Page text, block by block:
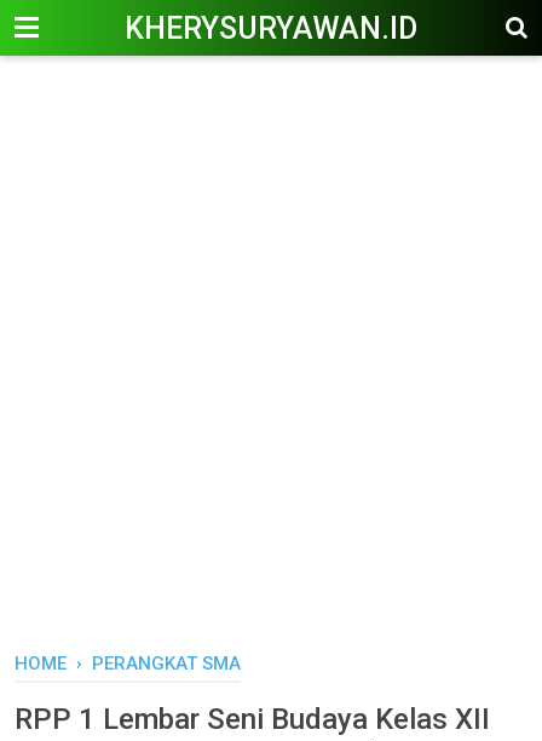
KHERYSURYAWAN.ID
HOME › PERANGKAT SMA
RPP 1 Lembar Seni Budaya Kelas XII